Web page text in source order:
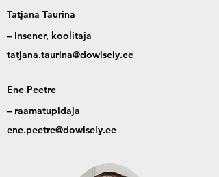
Tatjana Taurina
– Insener, koolitaja
tatjana.taurina@dowisely.ee
Ene Peetre
– raamatupidaja
ene.peetre@dowisely.ee